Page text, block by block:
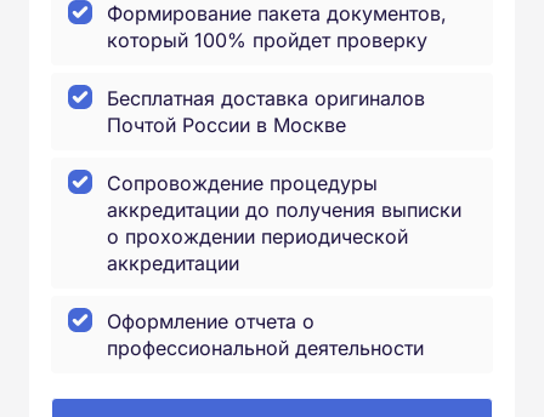
Формирование пакета документов,
который 100% пройдет проверку
Бесплатная доставка оригиналов
Почтой России в Москве
Сопровождение процедуры
аккредитации до получения выписки
о прохождении периодической
аккредитации
Оформление отчета о
профессиональной деятельности